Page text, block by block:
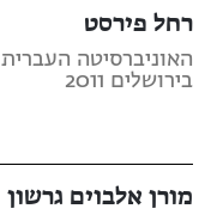
רחל פירסט
האוניברסיטה העברית
בירושלים 2011
מורן אלבוים גרשון